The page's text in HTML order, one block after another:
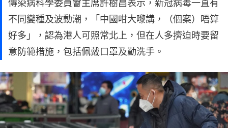
傳染病科學委員會主席許樹昌表示，新冠病毒一直有
不同變種及波動潮，「中國咁大嚟講，（個案）唔算
好多」，認為港人可照常北上，但在人多擠迫時要留
意防範措施，包括佩戴口罩及勤洗手。